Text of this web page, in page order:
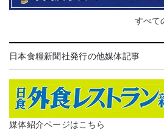
すべて
日本食糧新聞社発行の他媒体記事
媒体紹介ページはこちら